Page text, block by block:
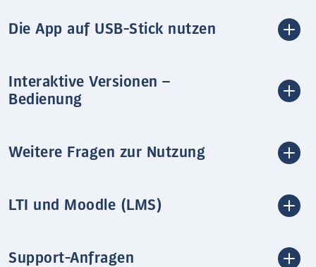
Die App auf USB-Stick nutzen
Interaktive Versionen –
Bedienung
Weitere Fragen zur Nutzung
LTI und Moodle (LMS)
Support-Anfragen